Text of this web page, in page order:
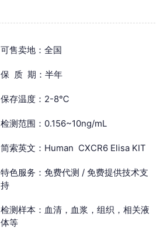
可售卖地：全国
保 质 期：半年
保存温度：2-8℃
检测范围：0.156~10ng/mL
简索英文：Human CXCR6 Elisa KIT
特色服务：免费代测 / 免费提供技术支
持
检测样本：血清，血浆，组织，相关液
体等